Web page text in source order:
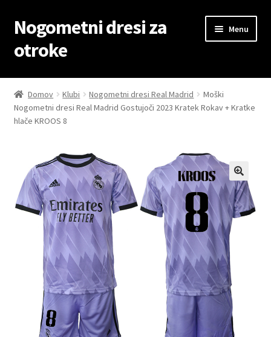
Skip
to
navigation
Skip
to
content
Nogometni dresi za
otroke
Menu
Domov
Blog
Košarica
Moj račun
Trgovina
Zaključek nakupa
Domov Klubi Nogometni dresi Real Madrid
Moški
Nogometni dresi Real Madrid Gostujoči 2023 Kratek Rokav + Kratke
hlače KROOS 8